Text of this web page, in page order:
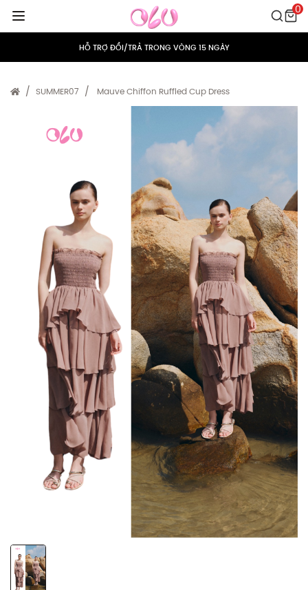
0
MIỄN PHÍ VẬN CHUYỂN CHO MỌI ĐƠN HÀNG
HỖ TRỢ ĐỔI/TRẢ TRONG VÒNG 15 NGÀY
MIỄN PHÍ VẬN CHUYỂN CHO MỌI ĐƠN HÀNG
HỖ TRỢ ĐỔI/TRẢ TRONG VÒNG 15 NGÀY
SUMMER07 Mauve Chiffon Ruffled Cup Dress